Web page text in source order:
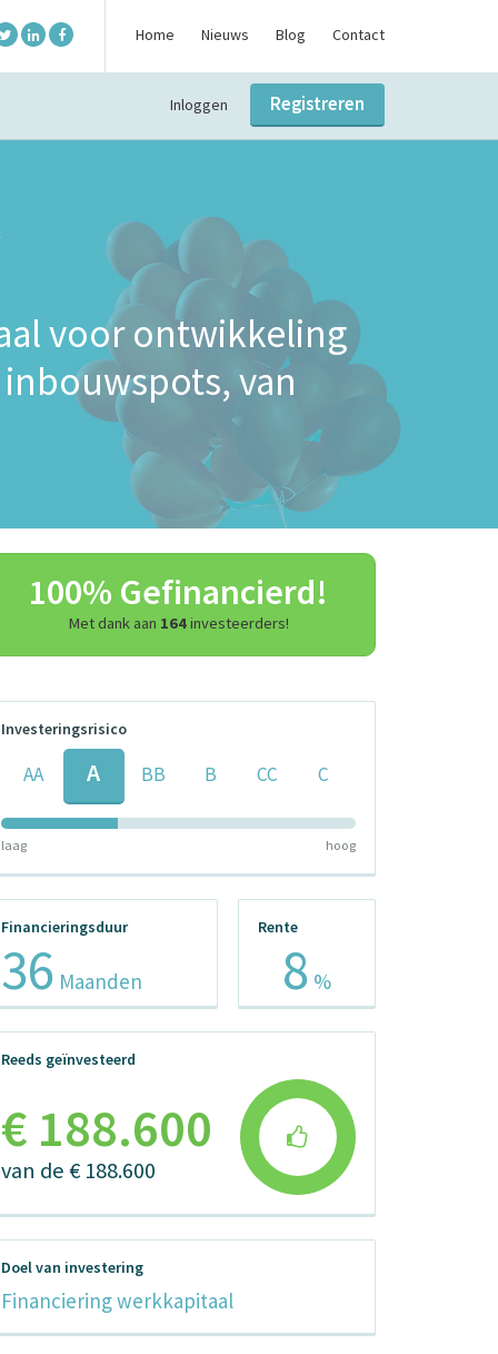
Home Nieuws Blog Contact
Inloggen Registreren
voor ontwikkeling
van
100% Gefinancierd!
Met dank aan 164investeerders!
Investeringsrisico
AA A BB B CC C
laag hoog
Financieringsduur
36 Maanden
Rente
8 %
Reeds geïnvesteerd
€ 188.600
van de € 188.600
Doel van investering
Financiering werkkapitaal